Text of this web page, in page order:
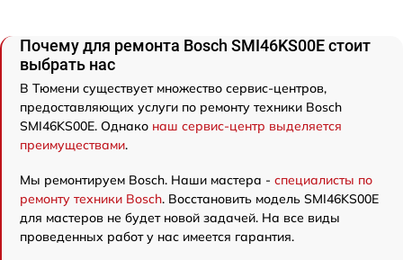
Почему для ремонта Bosch SMI46KS00E стоит
выбрать нас
В Тюмени существует множество сервис-центров,
предоставляющих услуги по ремонту техники Bosch
SMI46KS00E. Однако наш сервис-центр выделяется
преимуществами.
Мы ремонтируем Bosch. Наши мастера - специалисты по
ремонту техники Bosch. Восстановить модель SMI46KS00E
для мастеров не будет новой задачей. На все виды
проведенных работ у нас имеется гарантия.